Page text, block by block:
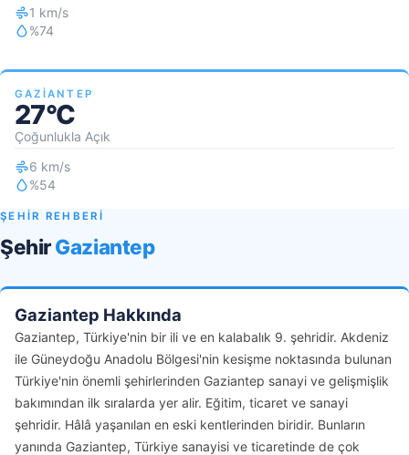
1 km/s
%74
GAZIANTEP
27°C
Çoğunlukla Açık
6 km/s
%54
ŞEHİR REHBERİ
ŞehirGaziantep
Gaziantep Hakkında
Gaziantep, Türkiye'nin bir ili ve en kalabalık 9. şehridir. Akdeniz
ile Güneydoğu Anadolu Bölgesi'nin kesişme noktasında bulunan
Türkiye'nin önemli şehirlerinden Gaziantep sanayi ve gelişmişlik
bakımından ilk sıralarda yer alir. Eğitim, ticaret ve sanayi
şehridir. Hâlâ yaşanılan en eski kentlerinden biridir. Bunların
yanında Gaziantep, Türkiye sanayisi ve ticaretinde de çok